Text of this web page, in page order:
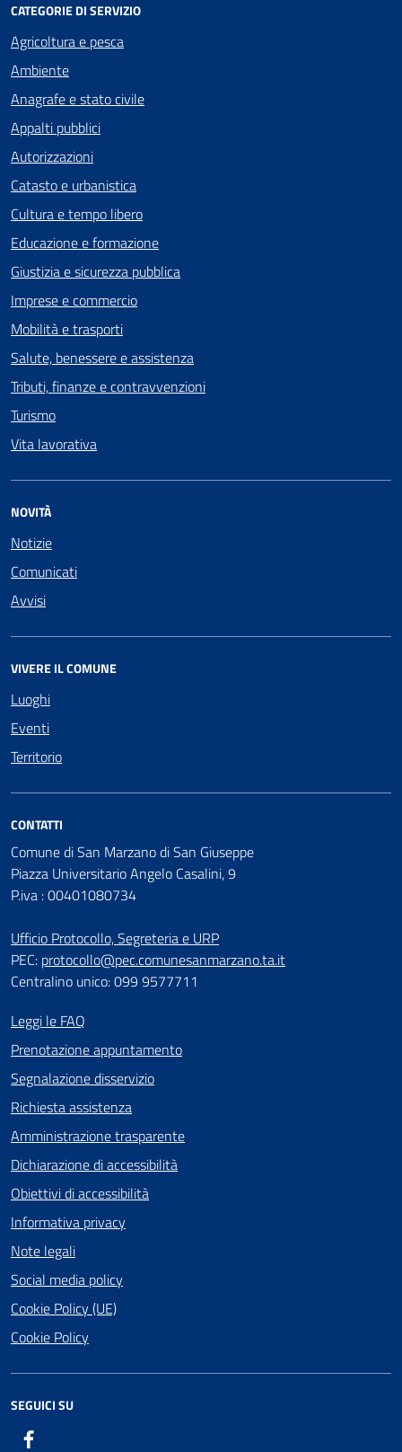
CATEGORIE DI SERVIZIO
Agricoltura e pesca
Ambiente
Anagrafe e stato civile
Appalti pubblici
Autorizzazioni
Catasto e urbanistica
Cultura e tempo libero
Educazione e formazione
Giustizia e sicurezza pubblica
Imprese e commercio
Mobilità e trasporti
Salute, benessere e assistenza
Tributi, finanze e contravvenzioni
Turismo
Vita lavorativa
NOVITÀ
Notizie
Comunicati
Avvisi
VIVERE IL COMUNE
Luoghi
Eventi
Territorio
CONTATTI
Comune di San Marzano di San Giuseppe
Piazza Universitario Angelo Casalini, 9
P.iva : 00401080734
Ufficio Protocollo, Segreteria e URP
PEC: protocollo@pec.comunesanmarzano.ta.it
Centralino unico: 099 9577711
Leggi le FAQ
Prenotazione appuntamento
Segnalazione disservizio
Richiesta assistenza
Amministrazione trasparente
Dichiarazione di accessibilità
Obiettivi di accessibilità
Informativa privacy
Note legali
Social media policy
Cookie Policy (UE)
Cookie Policy
SEGUICI SU